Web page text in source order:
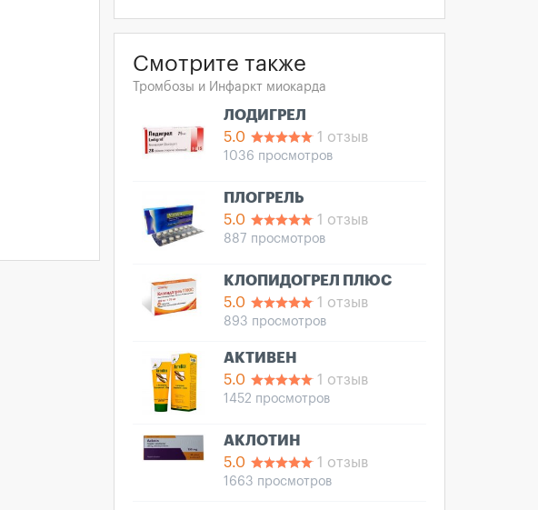
Смотрите также
Тромбозы и Инфаркт миокарда
ЛОДИГРЕЛ
5.0
1 отзыв
1036 просмотров
ПЛОГРЕЛЬ
5.0
1 отзыв
887 просмотров
КЛОПИДОГРЕЛ ПЛЮС
5.0
1 отзыв
893 просмотров
АКТИВЕН
5.0
1 отзыв
1452 просмотров
АКЛОТИН
5.0
1 отзыв
1663 просмотров